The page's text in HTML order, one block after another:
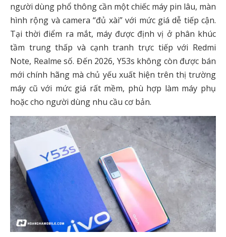
người dùng phổ thông cần một chiếc máy pin lâu, màn
hình rộng và camera “đủ xài” với mức giá dễ tiếp cận.
Tại thời điểm ra mắt, máy được định vị ở phân khúc
tầm trung thấp và cạnh tranh trực tiếp với Redmi
Note, Realme số. Đến 2026, Y53s không còn được bán
mới chính hãng mà chủ yếu xuất hiện trên thị trường
máy cũ với mức giá rất mềm, phù hợp làm máy phụ
hoặc cho người dùng nhu cầu cơ bản.